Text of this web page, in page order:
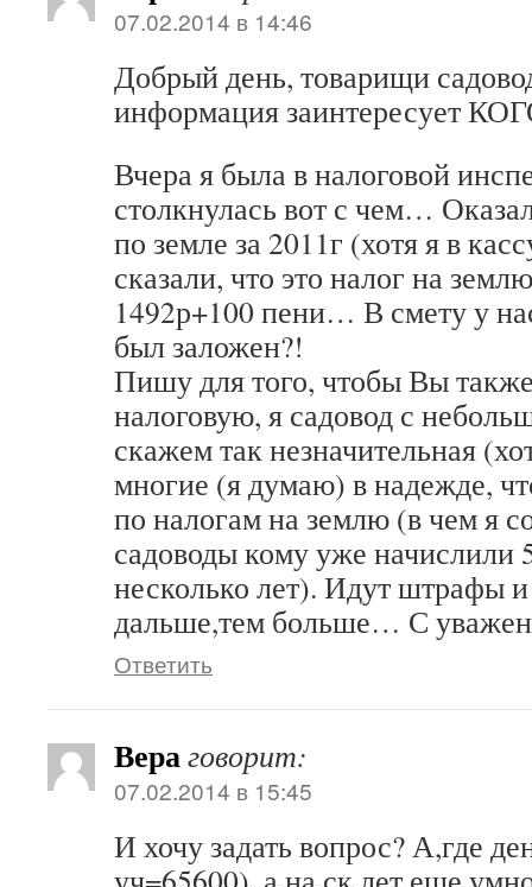
07.02.2014 в 14:46
Добрый день, товарищи
информация заинтересует
Вчера я была в налоговой
столкнулась вот с чем…
по земле за 2011г (хотя я в
сказали, что это налог на
1492р+100 пени… В смету у
был заложен?!
Пишу для того, чтобы Вы
налоговую, я садовод с
скажем так незначительная
многие (я думаю) в надежде,
по налогам на землю (в чем я
садоводы кому уже начислили
несколько лет). Идут штрафы
дальше,тем больше… С
Ответить
Вераговорит:
07.02.2014 в 15:45
И хочу задать вопрос? А,где